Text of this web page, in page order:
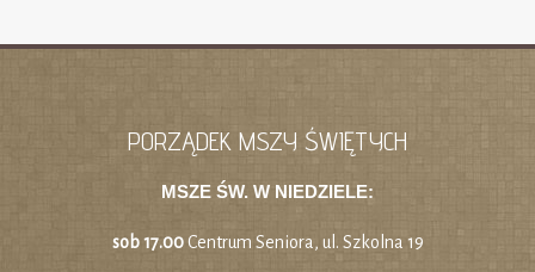
PORZĄDEK MSZY ŚWIĘTYCH
MSZE ŚW. W NIEDZIELE:
sob 17.00Centrum Seniora, ul. Szkolna 19